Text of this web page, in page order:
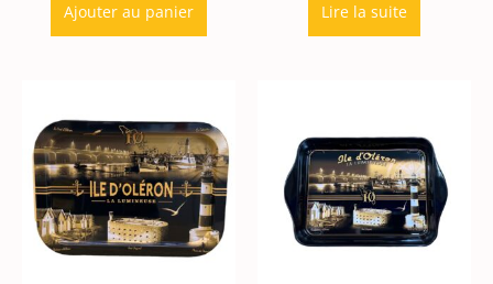
Ajouter au panier Lire la suite